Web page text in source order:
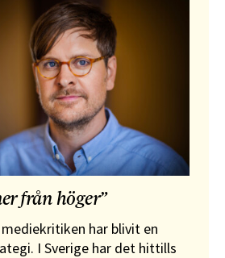
från höger”
har blivit en
I Sverige har det hittills